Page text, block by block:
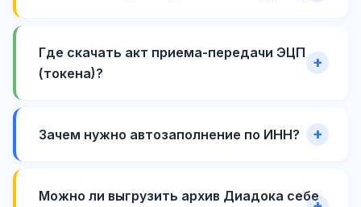
Где скачать акт приема-передачи ЭЦП
(токена)?
Зачем нужно автозаполнение по ИНН?
Можно ли выгрузить архив Диадока себе